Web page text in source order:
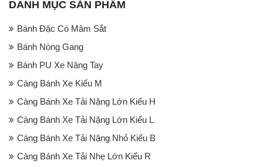
DANH MỤC SẢN PHẨM
Bánh Đặc Có Mâm Sắt
Bánh Nòng Gang
Bánh PU Xe Nâng Tay
Càng Bánh Xe Kiểu M
Càng Bánh Xe Tải Nặng Lớn Kiểu H
Càng Bánh Xe Tải Nặng Lớn Kiểu L
Càng Bánh Xe Tải Nặng Nhỏ Kiểu B
Càng Bánh Xe Tải Nhẹ Lớn Kiểu R